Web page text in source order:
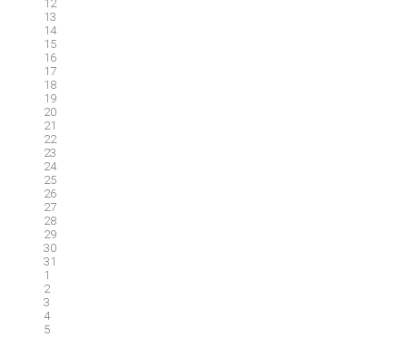
12
13
14
15
16
17
18
19
20
21
22
23
24
25
26
27
28
29
30
31
1
2
3
4
5